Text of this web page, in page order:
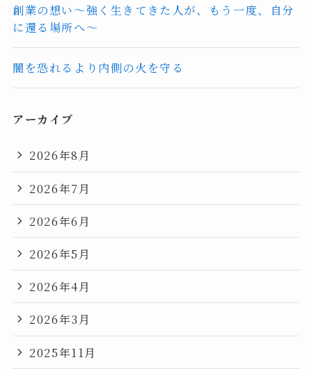
創業の想い〜強く生きてきた人が、もう一度、自分
に還る場所へ〜
闇を恐れるより内側の火を守る
アーカイブ
2026年8月
2026年7月
2026年6月
2026年5月
2026年4月
2026年3月
2025年11月